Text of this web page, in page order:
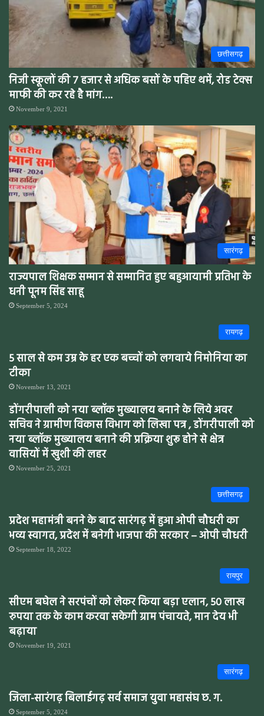
छत्तीसगढ़
निजी स्कूलों की 7 हजार से अधिक बसों के पहिए थमें, रोड टेक्स
माफी की कर रहे है मांग….
November 9, 2021
सारंगढ़
राज्यपाल शिक्षक सम्मान से सम्मानित हुए बहुआयामी प्रतिभा के
धनी पूनम सिंह साहू
September 5, 2024
रायगढ़
5 साल से कम उम्र के हर एक बच्चों को लगवाये निमोनिया का
टीका
November 13, 2021
डोंगरीपाली को नया ब्लॉक मुख्यालय बनाने के लिये अवर
सचिव ने ग्रामीण विकास विभाग को लिखा पत्र , डोंगरीपाली को
नया ब्लॉक मुख्यालय बनाने की प्रक्रिया शुरू होने से क्षेत्र
वासियों में खुशी की लहर
November 25, 2021
छत्तीसगढ़
प्रदेश महामंत्री बनने के बाद सारंगढ़ में हुआ ओपी चौधरी का
भव्य स्वागत, प्रदेश में बनेगी भाजपा की सरकार – ओपी चौधरी
September 18, 2022
रायपुर
सीएम बघेल ने सरपंचों को लेकर किया बड़ा एलान, 50 लाख
रुपया तक के काम करवा सकेगी ग्राम पंचायते, मान देय भी
बढ़ाया
November 19, 2021
सारंगढ़
जिला-सारंगढ़ बिलाईगढ़ सर्व समाज युवा महासंघ छ. ग.
September 5, 2024